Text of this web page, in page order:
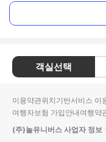
객실선택
이용약관위치기반서비스 이
여행자보험 가입안내여행약
(주)놀유니버스 사업자 정보